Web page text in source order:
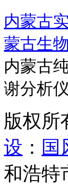
内蒙古
蒙古生
内蒙古
谢分析
版权
设 ： 国
和浩特